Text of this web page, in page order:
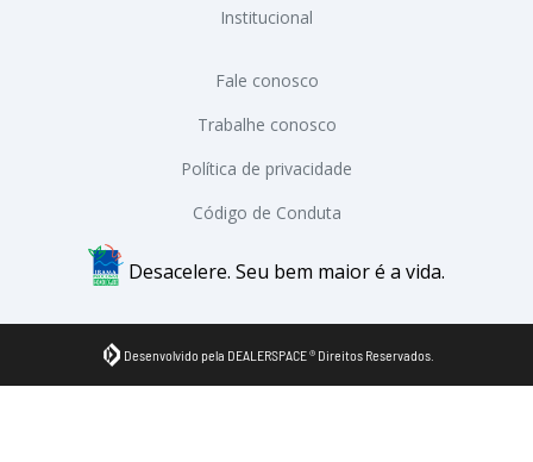
Institucional
Fale conosco
Trabalhe conosco
Política de privacidade
Código de Conduta
Desacelere. Seu bem maior é a vida.
Desenvolvido pela DEALERSPACE ® Direitos Reservados.